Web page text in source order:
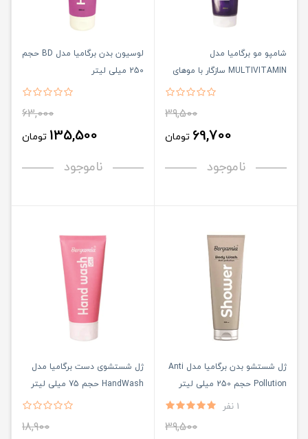
شامپو مو برگامیا مدل
MULTIVITAMIN سازگار با موهای
39,500
69,700 تومان
ناموجود
لوسیون بدن برگامیا مدل BD حجم
250 میلی لیتر
63,000
135,500 تومان
ناموجود
ژل شستشو بدن برگامیا مدل Anti
Pollution حجم 250 میلی لیتر
1 نفر
39,500
ژل شستشوی دست برگامیا مدل
HandWash حجم 75 میلی لیتر
18,900